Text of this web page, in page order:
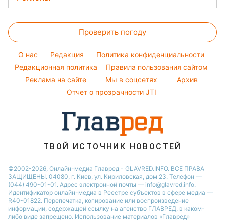
ОТСТАВКА АКСЕНОВА! Путин
меняет власть в...
ТРАМП ИЗМЕНИЛ РЕШЕНИЕ?
Судьба ракет Patriot...
ПОКУШЕНИЕ НА
ЗЕЛЕНСКОГО! Срочная
Секретный план Путина в
опасности! Трамп...